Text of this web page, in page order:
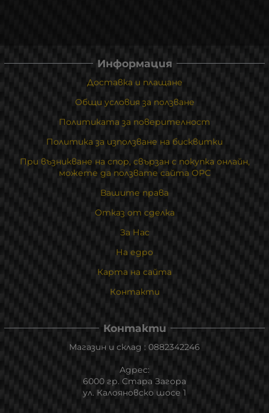
Информация
Доставка и плащане
Общи условия за ползване
Политиката за поверителност
Политика за използване на бисквитки
При възникване на спор, свързан с покупка онлайн,
можете да ползвате сайта ОРС
Вашите права
Отказ от сделка
За Нас
На едро
Карта на сайта
Контакти
Контакти
Магазин и склад : 0882342246
Адрес:
6000 гр. Стара Загора
ул. Калояновско шосе 1